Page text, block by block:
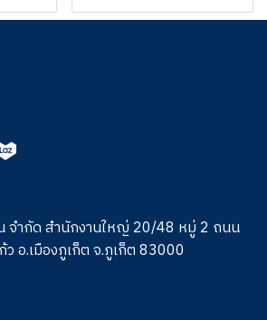
จำกัด สำนักงานใหญ่ 20/48 หมู่ 2 ถนน
ว อ.เมืองภูเก็ต จ.ภูเก็ต 83000